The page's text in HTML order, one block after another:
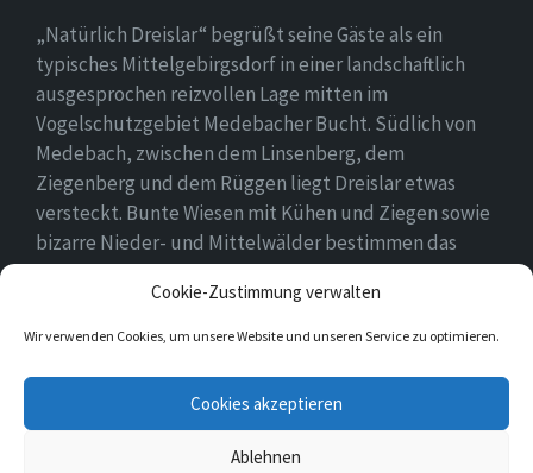
Cookie-Zustimmung verwalten
Wir verwenden Cookies, um unsere Website und unseren Service zu optimieren.
Cookies akzeptieren
Ablehnen
„Natürlich Dreislar“ begrüßt seine Gäste als ein
typisches Mittelgebirgsdorf in einer landschaftlich
ausgesprochen reizvollen Lage mitten im
Vogelschutzgebiet Medebacher Bucht. Südlich von
Medebach, zwischen dem Linsenberg, dem
Ziegenberg und dem Rüggen liegt Dreislar etwas
versteckt. Bunte Wiesen mit Kühen und Ziegen sowie
bizarre Nieder- und Mittelwälder bestimmen das
Ortsbild, das durch eine lebendige Landwirtschaft
Facebook